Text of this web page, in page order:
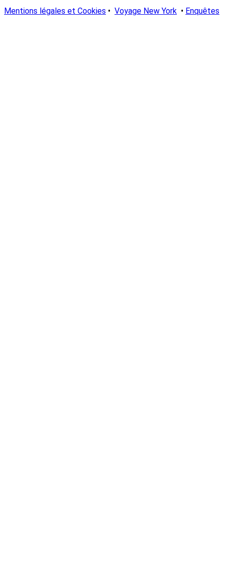
Mentions légales et Cookies • Voyage New York • Enquêtes